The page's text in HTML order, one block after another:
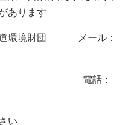
あります
道環境財団 メール：
：
い